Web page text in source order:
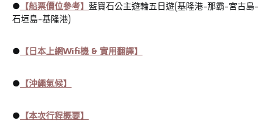
● 【船票價位參考】 藍寶石公主遊輪五日遊(基隆港-那霸-宮古島-
石垣島-基隆港)
● 【日本上網Wifi機 & 實用翻譯】
● 【沖繩氣候】
● 【本次行程概要】